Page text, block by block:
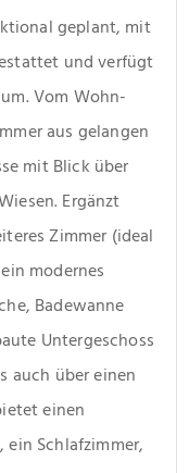
geplant, mit
und verfügt
Vom Wohn-
aus gelangen
mit Blick über
Ergänzt
Zimmer (ideal
modernes
Badewanne
Untergeschoss
auch über einen
einen
ein Schlafzimmer,